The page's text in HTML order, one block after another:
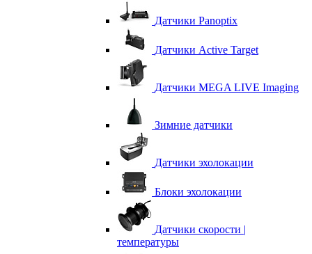
Датчики Panoptix
Датчики Active Target
Датчики MEGA LIVE Imaging
Зимние датчики
Датчики эхолокации
Блоки эхолокации
Датчики скорости |
температуры